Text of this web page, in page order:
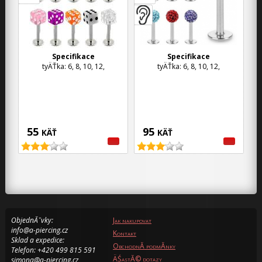
55 KÄŤ
Specifikace
tyÄŤka: 6, 8, 10, 12,
95 KÄŤ
Specifikace
tyÄŤka: 6, 8, 10, 12,
ObjednĂˇvky:
info@a-piercing.cz
Sklad a expedice:
Telefon: +420 499 815 591
simona@a-piercing.cz
Jak nakupovat
Kontakt
ObchodnĂ­ podmĂ­nky
ÄŚastĂ© dotazy